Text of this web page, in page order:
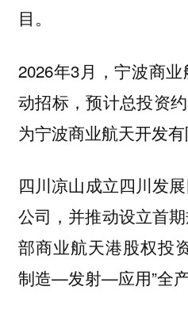
目。
2026年3月，宁波商
动招标，预计总投资
为宁波商业航天开发有
四川凉山成立四川发
公司，并推动设立首
部商业航天港股权投
制造—发射—应用”全产